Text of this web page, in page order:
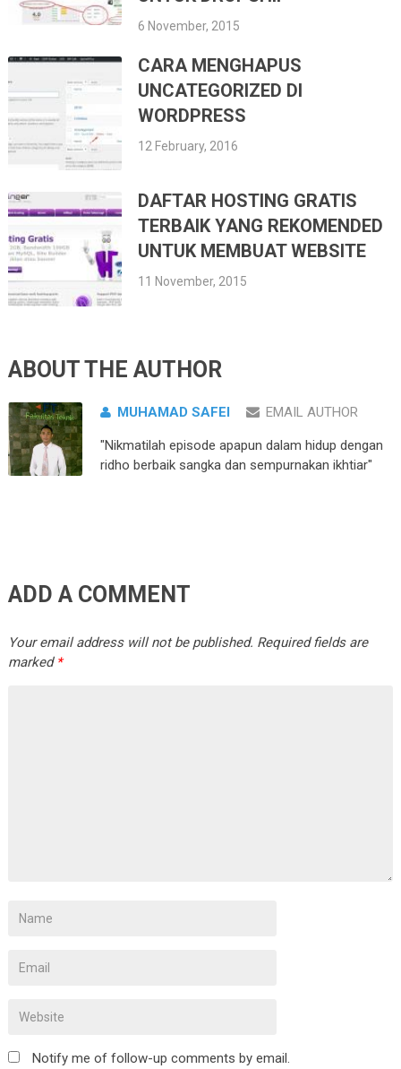
6 November, 2015
CARA MENGHAPUS
UNCATEGORIZED DI
WORDPRESS
12 February, 2016
DAFTAR HOSTING GRATIS
TERBAIK YANG REKOMENDED
UNTUK MEMBUAT WEBSITE
11 November, 2015
ABOUT THE AUTHOR
MUHAMAD SAFEI EMAIL AUTHOR
"Nikmatilah episode apapun dalam hidup dengan
ridho berbaik sangka dan sempurnakan ikhtiar"
ADD A COMMENT
Your email address will not be published. Required fields are
marked *
Notify me of follow-up comments by email.